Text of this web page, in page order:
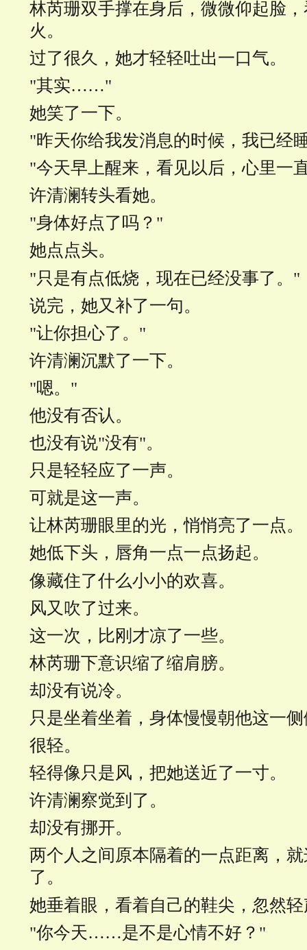
林芮珊双手撑在身后，微微仰起脸
火。
过了很久，她才轻轻吐出一口气。
"其实……"
她笑了一下。
"昨天你给我发消息的时候，我已经
"今天早上醒来，看见以后，心里一
许清澜转头看她。
"身体好点了吗？"
她点点头。
"只是有点低烧，现在已经没事了。"
说完，她又补了一句。
"让你担心了。"
许清澜沉默了一下。
"嗯。"
他没有否认。
也没有说"没有"。
只是轻轻应了一声。
可就是这一声。
让林芮珊眼里的光，悄悄亮了一点。
她低下头，唇角一点一点扬起。
像藏住了什么小小的欢喜。
风又吹了过来。
这一次，比刚才凉了一些。
林芮珊下意识缩了缩肩膀。
却没有说冷。
只是坐着坐着，身体慢慢朝他这一
很轻。
轻得像只是风，把她送近了一寸。
许清澜察觉到了。
却没有挪开。
两个人之间原本隔着的一点距离，
了。
她垂着眼，看着自己的鞋尖，忽然
"你今天……是不是心情不好？"